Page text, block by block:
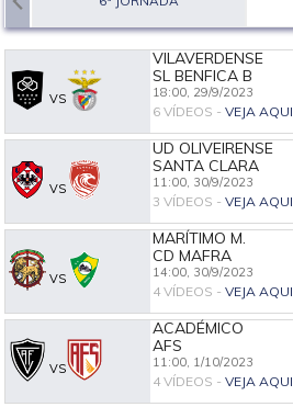
VS
VILAVERDENSE
SL BENFICA B
18:00, 29/9/2023
6 VÍDEOS - VEJA AQUI
VS
UD OLIVEIRENSE
SANTA CLARA
11:00, 30/9/2023
3 VÍDEOS - VEJA AQUI
VS
MARÍTIMO M.
CD MAFRA
14:00, 30/9/2023
4 VÍDEOS - VEJA AQUI
VS
ACADÉMICO
AFS
11:00, 1/10/2023
4 VÍDEOS - VEJA AQUI